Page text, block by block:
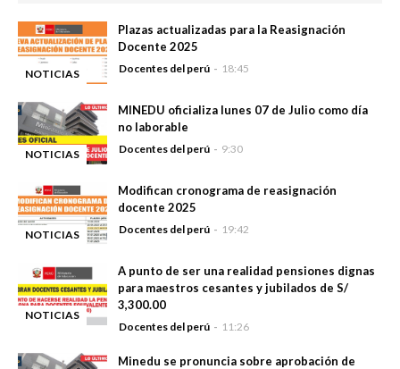
NOTICIAS
Plazas actualizadas para la Reasignación
Docente 2025
Docentes del perú 18:45
NOTICIAS
MINEDU oficializa lunes 07 de Julio como día
no laborable
Docentes del perú 9:30
NOTICIAS
Modifican cronograma de reasignación
docente 2025
Docentes del perú 19:42
NOTICIAS
A punto de ser una realidad pensiones dignas
para maestros cesantes y jubilados de S/
3,300.00
Docentes del perú 11:26
Minedu se pronuncia sobre aprobación de